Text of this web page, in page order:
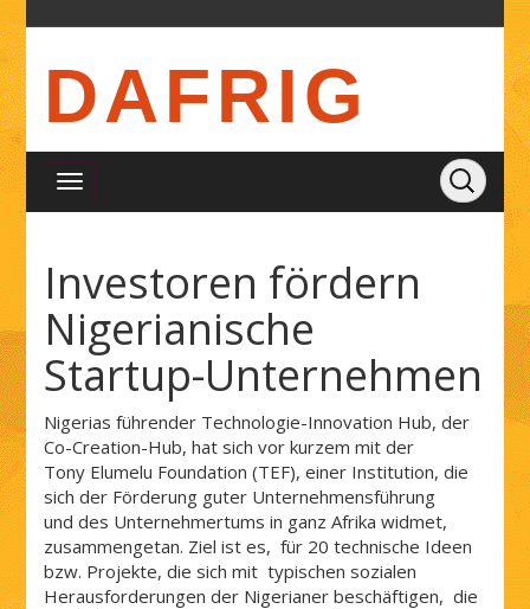
DAFRIG
Investoren fördern
Nigerianische
Startup-Unternehmen
Nigerias führender Technologie-Innovation Hub, der
Co-Creation-Hub, hat sich vor kurzem mit der
Tony Elumelu Foundation (TEF), einer Institution, die
sich der Förderung guter Unternehmensführung
und des Unternehmertums in ganz Afrika widmet,
zusammengetan. Ziel ist es, für 20 technische Ideen
bzw. Projekte, die sich mit typischen sozialen
Herausforderungen der Nigerianer beschäftigen, die